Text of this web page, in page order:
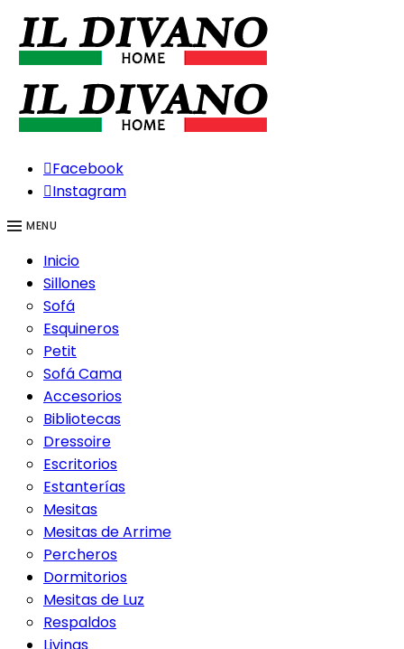
Facebook
Instagram
MENU
Inicio
Sillones
Sofá
Esquineros
Petit
Sofá Cama
Accesorios
Bibliotecas
Dressoire
Escritorios
Estanterías
Mesitas
Mesitas de Arrime
Percheros
Dormitorios
Mesitas de Luz
Respaldos